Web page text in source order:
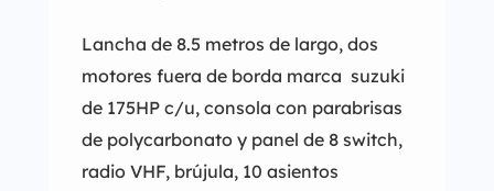
Lancha de 8.5 metros de largo, dos
motores fuera de borda marca suzuki
de 175HP c/u, consola con parabrisas
de polycarbonato y panel de 8 switch,
radio VHF, brújula, 10 asientos